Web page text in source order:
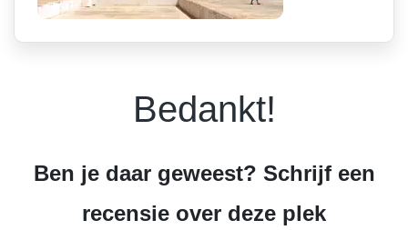
Bedankt!
Ben je daar geweest? Schrijf een
recensie over deze plek